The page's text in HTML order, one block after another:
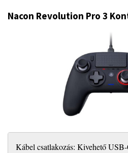
Nacon Revolution Pro 3
Kábel csatlakozás: Kivehető